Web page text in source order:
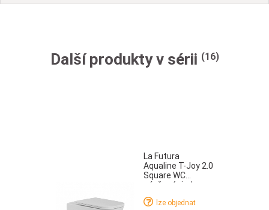
Další produkty v sérii (16)
La Futura
Aqualine T-Joy 2.0
Square WC
závěsné rimless
Twist Flush
včetně sedátka
lze objednat